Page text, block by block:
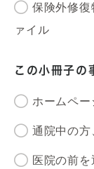
保険外修復
ァイル
この小冊子の
ホームペー
通院中の方
医院の前